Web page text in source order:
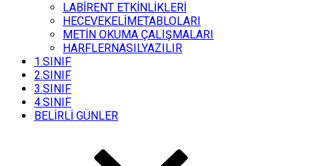
LABİRENT ETKİNLİKLERİ
HECEVEKELİMETABLOLARI
METİN OKUMA ÇALIŞMALARI
HARFLERNASILYAZILIR
1.SINIF
2.SINIF
3.SINIF
4.SINIF
BELİRLİ GÜNLER